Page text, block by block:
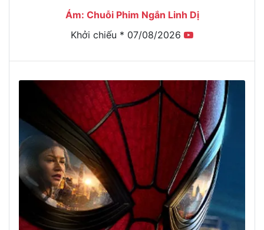
Ám: Chuỗi Phim Ngắn Linh Dị
Khởi chiếu * 07/08/2026